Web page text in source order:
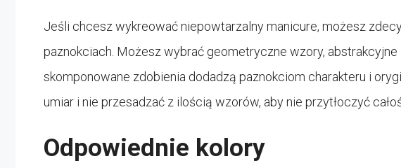
Jeśli chcesz wykreować niepowtarzalny manicure, możesz
paznokciach. Możesz wybrać geometryczne wzory,
skomponowane zdobienia dodadzą paznokciom charakteru i
umiar i nie przesadzać z ilością wzorów, aby nie przytłoczyć
Odpowiednie kolory